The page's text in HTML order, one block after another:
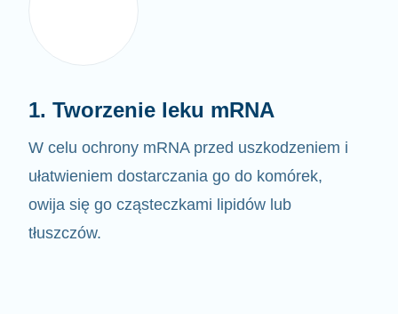
W celu ochrony mRNA przed uszkodzeniem i
ułatwieniem dostarczania go do komórek,
owija się go cząsteczkami lipidów lub
tłuszczów.